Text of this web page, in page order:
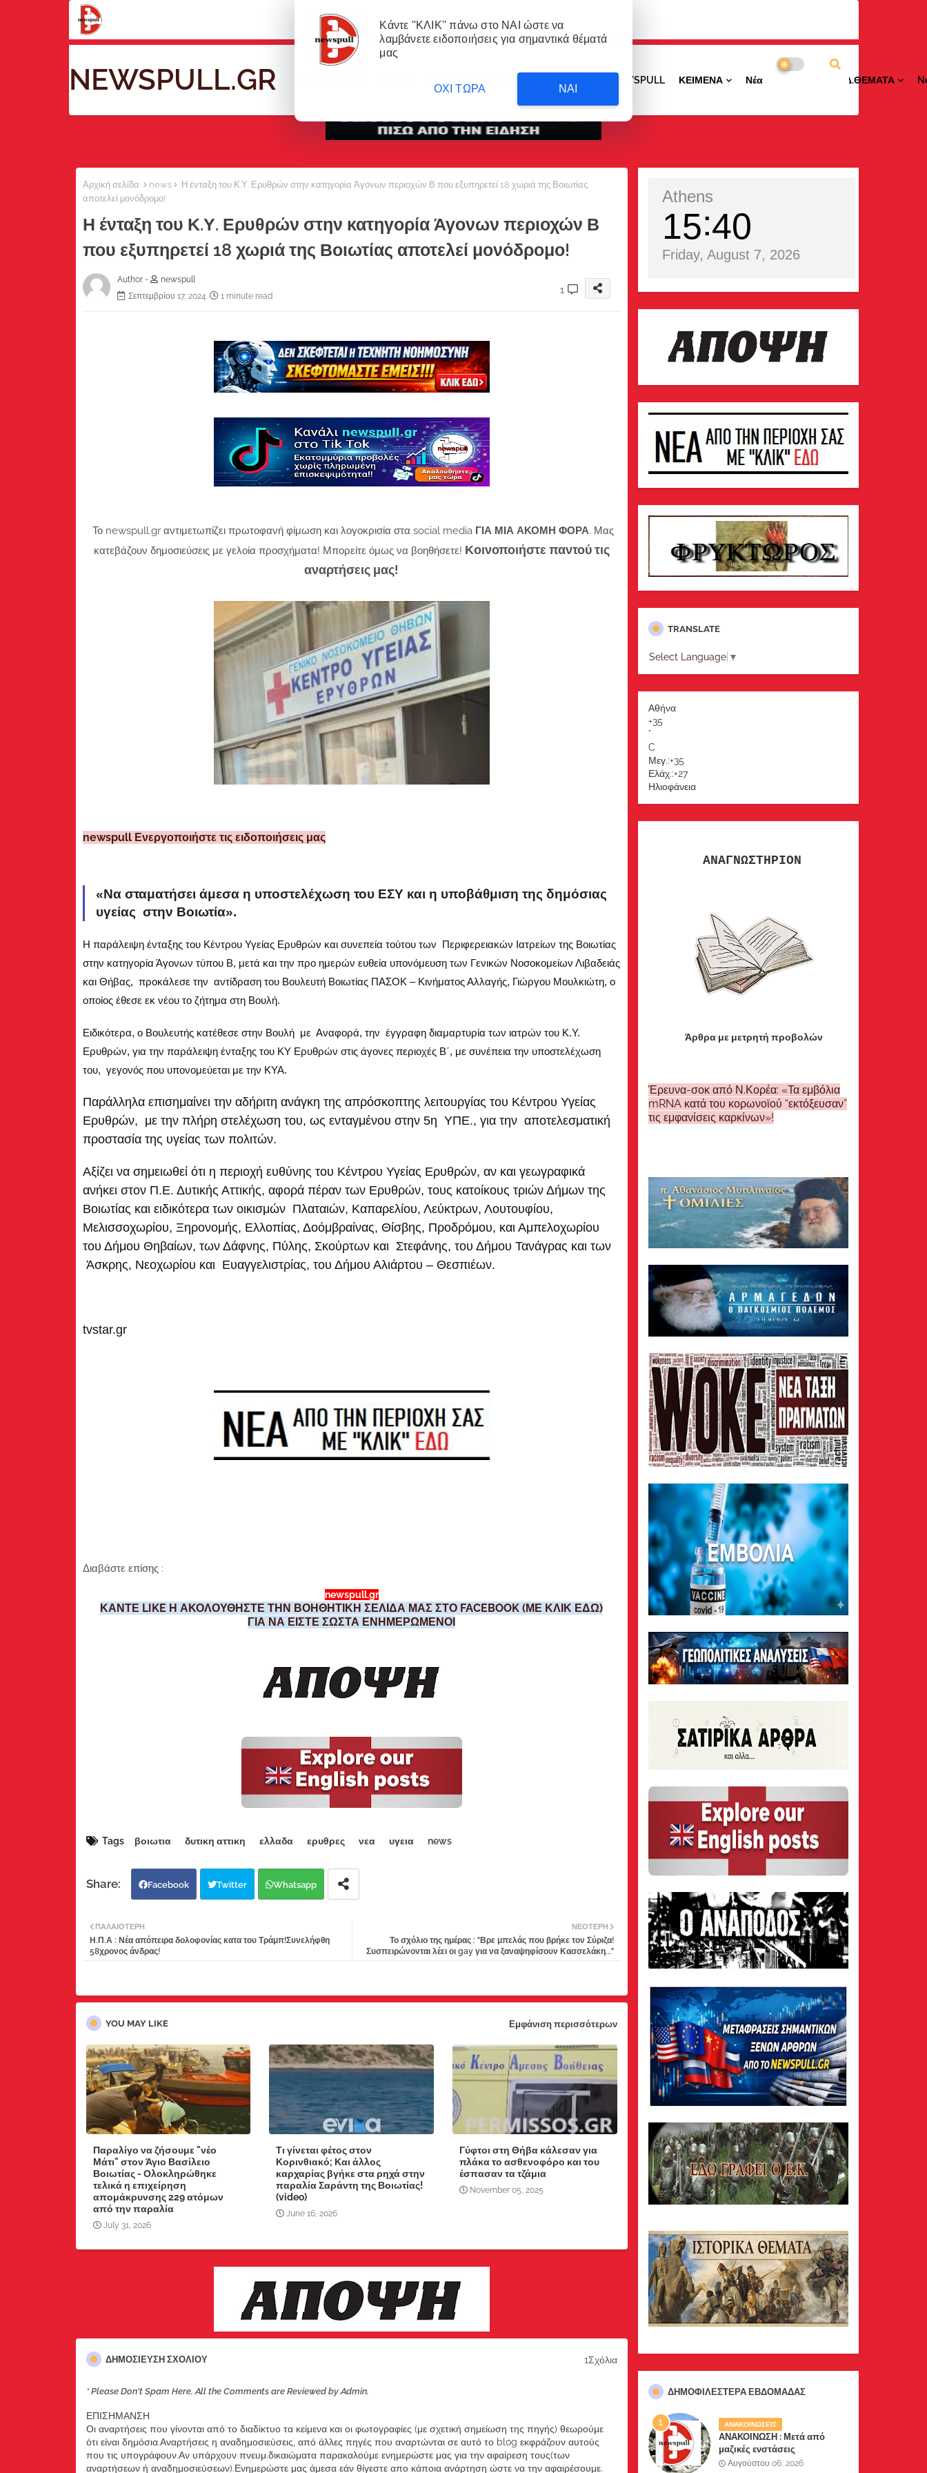
NEWSPULL.GR ΜΕΤΑΦΡΑΣΕΙΣ NEWSPULL ΚΕΙΜΕΝΑ ΝέαΠΕΡΙΟΧΩΝ ΕΙΔ.ΘΕΜΑΤΑ
Αρχική σελίδα news
Η ένταξη του Κ.Υ. Ερυθρών στην κατηγορία Άγονων περιοχών Β που εξυπηρετεί 18 χωριά της Βοιωτίας
αποτελεί μονόδρομο!
Η ένταξη του Κ.Υ. Ερυθρών στην κατηγορία Άγονων περιοχών Β
που εξυπηρετεί 18 χωριά της Βοιωτίας αποτελεί μονόδρομο!
Author -
newspull
Σεπτεμβρίου 17, 2024
1 minute read
1
Το newspull.gr αντιμετωπίζει πρωτοφανή φίμωση και λογοκρισία στα social media ΓΙΑ ΜΙΑ ΑΚΟΜΗ ΦΟΡΑ. Μας
κατεβάζουν δημοσιεύσεις με γελοία προσχήματα! Μπορείτε όμως να βοηθήσετε! Κοινοποιήστε παντού τις
αναρτήσεις μας!
newspull Ενεργοποιήστε τις ειδοποιήσεις μας
«Να σταματήσει άμεσα η υποστελέχωση του ΕΣΥ και η υποβάθμιση της δημόσιας
υγείας στην Βοιωτία».
Η παράλειψη ένταξης του Κέντρου Υγείας Ερυθρών και συνεπεία τούτου των Περιφερειακών Ιατρείων της Βοιωτίας
στην κατηγορία Άγονων τύπου Β, μετά και την προ ημερών ευθεία υπονόμευση των Γενικών Νοσοκομείων Λιβαδειάς
και Θήβας, προκάλεσε την αντίδραση του Βουλευτή Βοιωτίας ΠΑΣΟΚ – Κινήματος Αλλαγής, Γιώργου Μουλκιώτη, ο
οποίος έθεσε εκ νέου το ζήτημα στη Βουλή.
Ειδικότερα, ο Βουλευτής κατέθεσε στην Βουλή με Αναφορά, την έγγραφη διαμαρτυρία των ιατρών του Κ.Υ.
Ερυθρών, για την παράλειψη ένταξης του ΚΥ Ερυθρών στις άγονες περιοχές Β΄, με συνέπεια την υποστελέχωση
του, γεγονός που υπονομεύεται με την ΚΥΑ.
Παράλληλα επισημαίνει την αδήριτη ανάγκη της απρόσκοπτης λειτουργίας του Κέντρου Υγείας
Ερυθρών, με την πλήρη στελέχωση του, ως ενταγμένου στην 5η ΥΠΕ., για την αποτελεσματική
προστασία της υγείας των πολιτών.
Αξίζει να σημειωθεί ότι η περιοχή ευθύνης του Κέντρου Υγείας Ερυθρών, αν και γεωγραφικά
ανήκει στον Π.Ε. Δυτικής Αττικής, αφορά πέραν των Ερυθρών, τους κατοίκους τριών Δήμων της
Βοιωτίας και ειδικότερα των οικισμών Πλαταιών, Καπαρελίου, Λεύκτρων, Λουτουφίου,
Μελισσοχωρίου, Ξηρονομής, Ελλοπίας, Δοόμβραίνας, Θίσβης, Προδρόμου, και Αμπελοχωρίου
του Δήμου Θηβαίων, των Δάφνης, Πύλης, Σκούρτων και Στεφάνης, του Δήμου Τανάγρας και των
Άσκρης, Νεοχωρίου και Ευαγγελιστρίας, του Δήμου Αλιάρτου – Θεσπιέων.
tvstar.gr
Διαβάστε επίσης :
newspull.gr
ΚΑΝΤΕ LIKE Η ΑΚΟΛΟΥΘΗΣΤΕ ΤΗΝ ΒΟΗΘΗΤΙΚΗ ΣΕΛΙΔΑ ΜΑΣ ΣΤΟ FACEBOOK (ΜΕ ΚΛΙΚ ΕΔΩ)
ΓΙΑ ΝΑ ΕΙΣΤΕ ΣΩΣΤΑ ΕΝΗΜΕΡΩΜΕΝΟΙ
Tags βοιωτια δυτικη αττικη ελλαδα ερυθρες νεα υγεια news
Facebook Twitter Whatsapp
ΝΕΌΤΕΡΗ
Το σχόλιο της ημέρας : "Βρε μπελάς που βρήκε τον Σύριζα!
Συσπειρώνονται λέει οι gay για να ξαναψηφίσουν Κασσελάκη..."
ΠΑΛΑΙΌΤΕΡΗ
Η.Π.Α : Νέα απόπειρα δολοφονίας κατα του Τράμπ!Συνελήφθη
58χρονος άνδρας!
YOU MAY LIKE Εμφάνιση περισσότερων
Παραλίγο να ζήσουμε "νέο
Μάτι" στον Άγιο Βασίλειο
Βοιωτίας - Ολοκληρώθηκε
τελικά η επιχείρηση
απομάκρυνσης 229 ατόμων
από την παραλία
July 31, 2026
Τι γίνεται φέτος στον
Κορινθιακό; Και άλλος
καρχαρίας βγήκε στα ρηχά στην
παραλία Σαράντη της Βοιωτίας!
(video)
June 16, 2026
Γύφτοι στη Θήβα κάλεσαν για
πλάκα το ασθενοφόρο και του
έσπασαν τα τζάμια
November 05, 2025
ΔΗΜΟΣΊΕΥΣΗ ΣΧΟΛΊΟΥ 1Σχόλια
* Please Don't Spam Here. All the Comments are Reviewed by Admin.
ΕΠΙΣΗΜΑΝΣΗ
Οι αναρτήσεις που γίνονται από το διαδίκτυο τα κείμενα και οι φωτογραφίες (με σχετική σημείωση της πηγής) θεωρούμε
ότι είναι δημόσια.Αναρτήσεις η αναδημοσιεύσεις, από άλλες πηγές που αναρτώνται σε αυτό το blog εκφράζουν αυτούς
που τις υπογράφουν.Αν υπάρχουν πνευμ.δικαιώματα παρακαλούμε ενημερώστε μας για την αφαίρεση τους(των
αναρτήσεων ή αναδημοσιεύσεων).Ενημερώστε μας άμεσα εάν θίγεστε απο κάποια ανάρτηση ώστε να την αφαιρέσουμε.
Athens
15 40
Friday, August 7, 2026
TRANSLATE
Select Language ▼
Αθήνα
+35
°
C
Μεγ.:+35
Ελάχ.:+27
Ηλιοφάνεια
ΑΝΑΓΝΩΣΤΗΡΙΟΝ
Άρθρα με μετρητή προβολών
Έρευνα-σοκ από Ν.Κορέα: «Τα εμβόλια
mRNA κατά του κορωνοϊού “εκτόξευσαν”
τις εμφανίσεις καρκίνων»!
ΔΗΜΟΦΙΛΈΣΤΕΡΑ ΕΒΔΟΜΆΔΑΣ
ΑΝΑΚΟΙΝΩΣΕΙΣ
ΑΝΑΚΟΙΝΩΣΗ : Μετά από
μαζικές ενστάσεις
αναγνωστών μας, το site μας
Αυγούστου 06, 2026
Κάντε ''ΚΛΙΚ'' πάνω στο ΝΑΙ ώστε να
λαμβάνετε ειδοποιήσεις για σημαντικά θέματά
μας
ΝΑΙ
ΟΧΙ ΤΩΡΑ